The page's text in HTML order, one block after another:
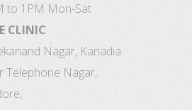
to 1PM Mon-Sat
CLINIC
Nagar, Kanadia
Telephone Nagar,